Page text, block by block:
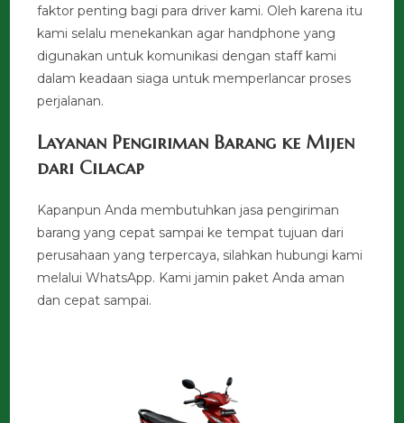
faktor penting bagi para driver kami. Oleh karena itu
kami selalu menekankan agar handphone yang
digunakan untuk komunikasi dengan staff kami
dalam keadaan siaga untuk memperlancar proses
perjalanan.
Layanan Pengiriman Barang ke Mijen
dari Cilacap
Kapanpun Anda membutuhkan jasa pengiriman
barang yang cepat sampai ke tempat tujuan dari
perusahaan yang terpercaya, silahkan hubungi kami
melalui WhatsApp. Kami jamin paket Anda aman
dan cepat sampai.